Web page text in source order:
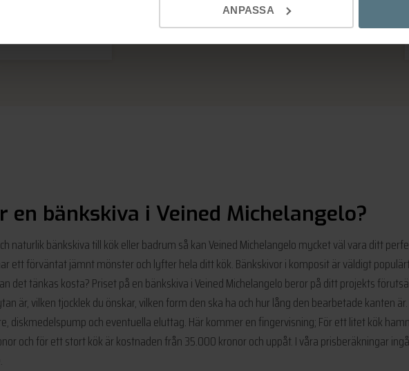
ANPASSA
Ulf Nyköping
en bänkskiva i Veined Michelangelo?
naturlik bänkskiva till kök eller badrum så kan Veined Michelangelo mycket väl vara ditt
ett förväntat jämnt mönster och lyfter hela ditt kök. Bänkskivor i komposit är väldigt
det tänkas kosta? Priset på en bänkskiva i Veined Michelangelo beror på ditt projekts
är, vilken tjocklek du önskar, vilken form den ska ha och hur lång den bearbetade kanten
diskmedelspump och eventuella eluttag. Här kommer en fingervisning; För ett litet kök
och för ett stort kök är kostnaden från 35.000 kronor och uppåt. I våra prisberäkningar